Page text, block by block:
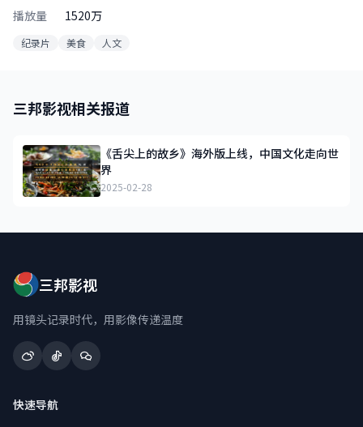
播放量
1520万
纪录片 美食 人文
三邦影视相关报道
《舌尖上的故乡》海外版上线，中国文化走向世
界
2025-02-28
三邦影视
用镜头记录时代，用影像传递温度
快速导航